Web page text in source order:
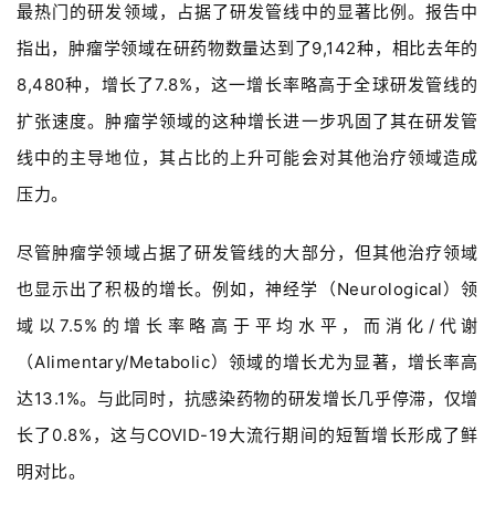
最热门的研发领域，占据了研发管线中的显著比例。报告中
指出，肿瘤学领域在研药物数量达到了9,142种，相比去年的
8,480种，增长了7.8%，这一增长率略高于全球研发管线的
扩张速度。肿瘤学领域的这种增长进一步巩固了其在研发管
线中的主导地位，其占比的上升可能会对其他治疗领域造成
压力。
尽管肿瘤学领域占据了研发管线的大部分，但其他治疗领域
也显示出了积极的增长。例如，神经学（Neurological）领
域以7.5%的增长率略高于平均水平，而消化/代谢
（Alimentary/Metabolic）领域的增长尤为显著，增长率高
达13.1%。与此同时，抗感染药物的研发增长几乎停滞，仅增
长了0.8%，这与COVID-19大流行期间的短暂增长形成了鲜
明对比。